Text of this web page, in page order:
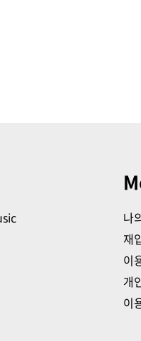
나
재
이
개
이